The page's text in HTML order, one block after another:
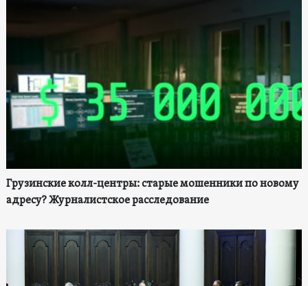
Грузинские колл-центры: старые мошенники по новому
адресу? Журналистское расследование